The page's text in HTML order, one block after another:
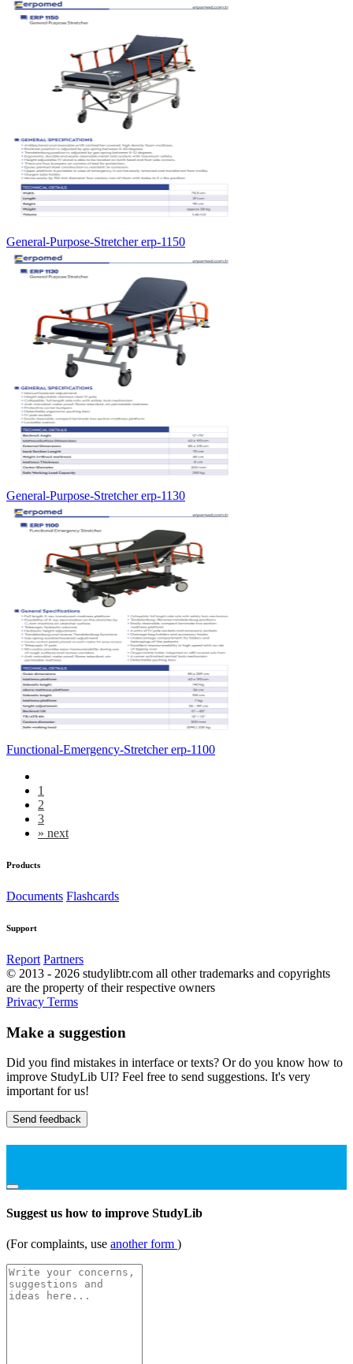
General-Purpose-Stretcher erp-1150
General-Purpose-Stretcher erp-1130
Functional-Emergency-Stretcher erp-1100
1
2
3
» next
Products
Documents Flashcards
Support
Report Partners
© 2013 - 2026 studylibtr.com all other trademarks and copyrights
are the property of their respective owners
Privacy Terms
Make a suggestion
Did you find mistakes in interface or texts? Or do you know how to
improve StudyLib UI? Feel free to send suggestions. It's very
important for us!
Send feedback
Suggest us how to improve StudyLib
(For complaints, use another form )